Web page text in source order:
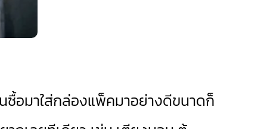
ซื้อมาใส่กล่องแพ็คมาอย่างดีขนาดก็